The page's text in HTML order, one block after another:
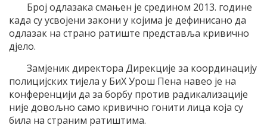
Број одлазака смањен је средином 2013. године
када су усвојени закони у којима је дефинисано да
одлазак на страно ратиште представља кривично
дјело.
Замјеник директора Дирекције за координацију
полицијских тијела у БиХ Урош Пена навео је на
конференцији да за борбу против радикализације
није довољно само кривично гонити лица која су
била на страним ратиштима.